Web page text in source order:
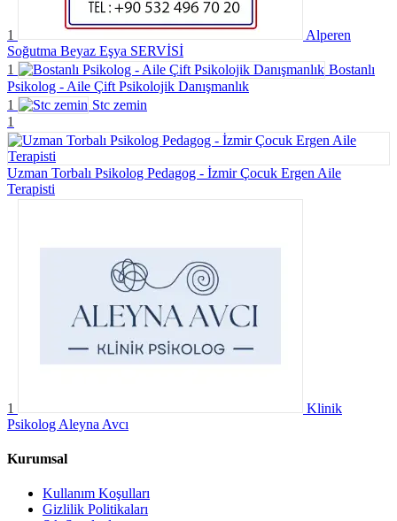
1
Alperen
Soğutma Beyaz Eşya SERVİSİ
1
Bostanlı
Psikolog - Aile Çift Psikolojik Danışmanlık
1
Stc zemin
1
Uzman Torbalı Psikolog Pedagog - İzmir Çocuk Ergen Aile
Terapisti
1
Klinik
Psikolog Aleyna Avcı
Kurumsal
Kullanım Koşulları
Gizlilik Politikaları